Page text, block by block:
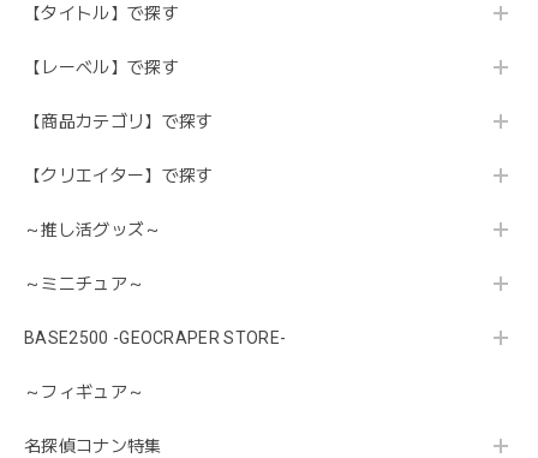
【タイトル】で探す
【レーベル】で探す
【商品カテゴリ】で探す
【クリエイター】で探す
～推し活グッズ～
～ミニチュア～
BASE2500 -GEOCRAPER STORE-
～フィギュア～
名探偵コナン特集